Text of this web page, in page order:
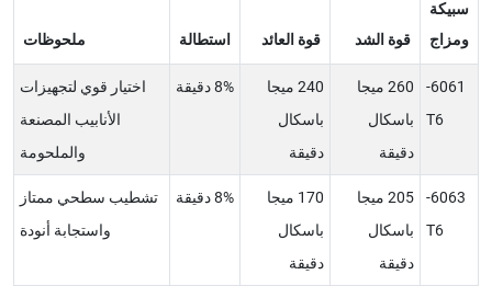
سبيكة
ومزاج
قوة الشد قوة العائد استطالة ملحوظات
6061-
T6
260 ميجا
باسكال
دقيقة
240 ميجا
باسكال
دقيقة
8% دقيقة
اختيار قوي لتجهيزات
الأنابيب المصنعة
والملحومة
6063-
T6
205 ميجا
باسكال
دقيقة
170 ميجا
باسكال
دقيقة
8% دقيقة
تشطيب سطحي ممتاز
واستجابة أنودة